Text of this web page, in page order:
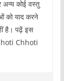
अन्य कोई वस्तु
को याद करने
है। पढ़ें इस
Chhoti